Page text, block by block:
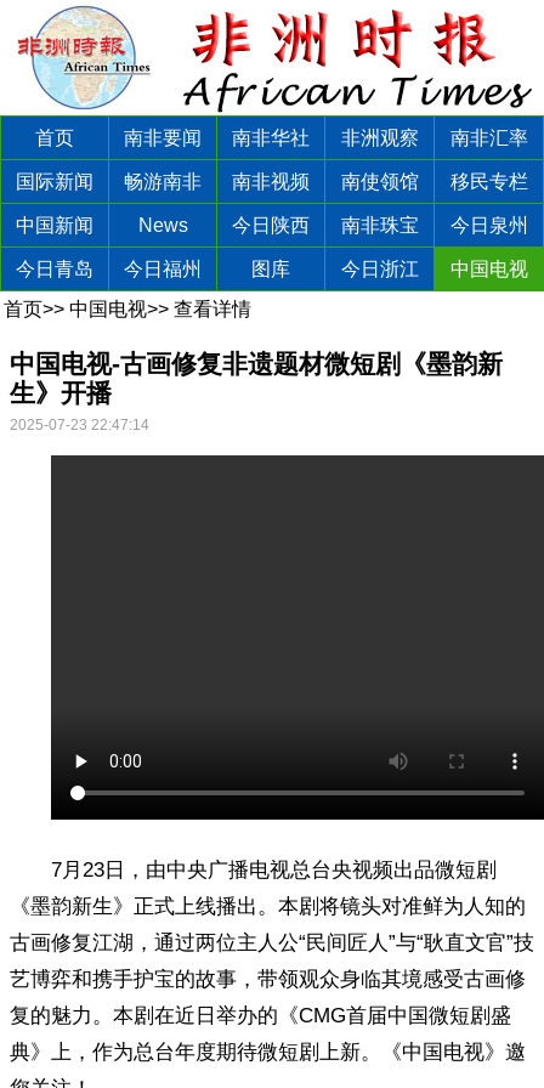
首页 南非要闻 南非华社 非洲观察 南非汇率
国际新闻 畅游南非 南非视频 南使领馆 移民专栏
中国新闻 News 今日陕西 南非珠宝 今日泉州
今日青岛 今日福州 图库 今日浙江
中国电视
首页>> 中国电视>> 查看详情
中国电视-古画修复非遗题材微短剧《墨韵新
生》开播
2025-07-23 22:47:14
7月23日，由中央广播电视总台央视频出品微短剧
《墨韵新生》正式上线播出。本剧将镜头对准鲜为人知的
古画修复江湖，通过两位主人公“民间匠人”与“耿直文官”技
艺博弈和携手护宝的故事，带领观众身临其境感受古画修
复的魅力。本剧在近日举办的《CMG首届中国微短剧盛
典》上，作为总台年度期待微短剧上新。《中国电视》邀